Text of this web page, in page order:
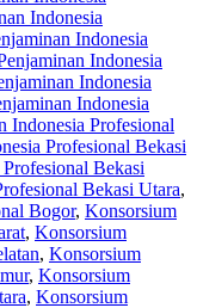
Indonesia
Indonesia
Indonesia
Indonesia
Indonesia
Indonesia Profesional
Profesional Bekasi
Bekasi
Bekasi Utara,
Bogor, Konsorsium
, Konsorsium
, Konsorsium
, Konsorsium
, Konsorsium